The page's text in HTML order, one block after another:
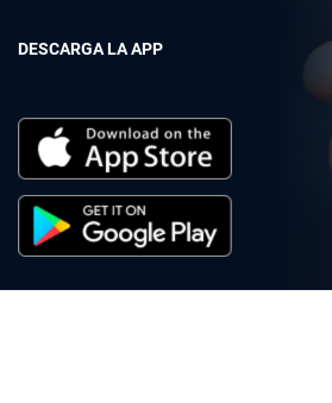
DESCARGA LA APP